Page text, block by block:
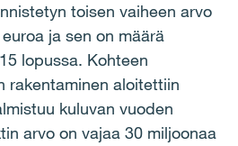
toisen vaiheen arvo
ja sen on määrä
lopussa. Kohteen
rakentaminen aloitettiin
kuluvan vuoden
arvo on vajaa 30 miljoonaa